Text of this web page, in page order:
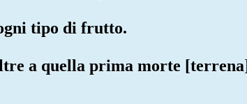
tipo di frutto.
a quella prima morte